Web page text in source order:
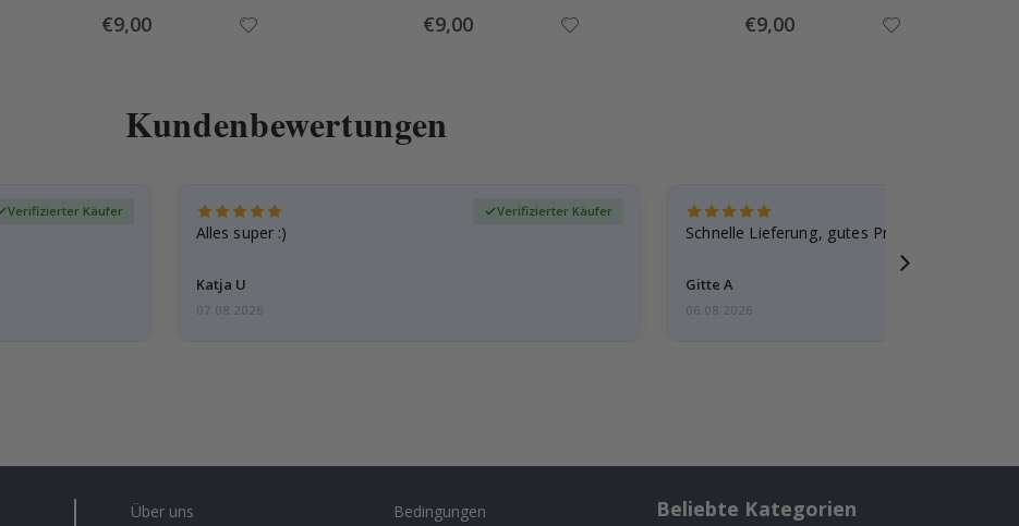
Special
Price
€9,00 Special
Price
€9,00 Special
Price
€9,00
Kundenbewertungen
Verifizierter Käufer
Alles super :)
Katja U
Verifizierter Käufer
07.08.2026
Schnelle Lieferung, gutes Produkt
Gitte A
06.08.2026
Über uns
Bedingungen
Beliebte Kategorien